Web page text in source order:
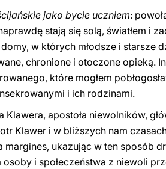
jako bycie uczniem:
stają się solą, światłem i
w których młodsze i starsze
chronione i otoczone opieką.
które mogłem
i ich rodzinami.
apostoła niewolników,
Klawer i w bliższych nam
ukazując w ten sposób
i społeczeństwa z niewoli